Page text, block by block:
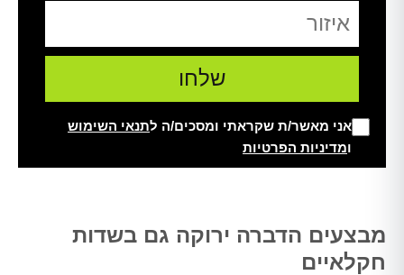
אני מאשר/ת שקראתי ומסכים/ה לתנאי השימוש
ומדיניות הפרטיות
מבצעים הדברה ירוקה גם בשדות
חקלאיים